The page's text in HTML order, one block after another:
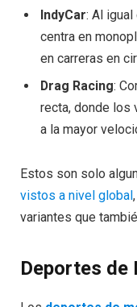
IndyCar: Al
centra en
en carreras en
Drag Racing:
recta, donde los
a la mayor
Estos son solo
vistos a nivel global
variantes que
Deportes de